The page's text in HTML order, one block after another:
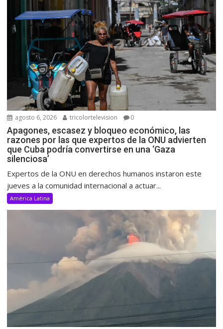
agosto 6, 2026 tricolortelevision 0
Apagones, escasez y bloqueo económico, las
razones por las que expertos de la ONU advierten
que Cuba podría convertirse en una ‘Gaza
silenciosa’
Expertos de la ONU en derechos humanos instaron este
jueves a la comunidad internacional a actuar...
América Latina